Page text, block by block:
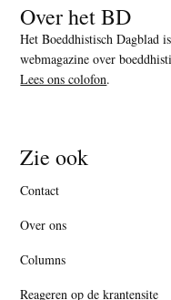
Over het BD
Het Boeddhistisch Dagblad
webmagazine over
Lees ons colofon.
Zie ook
Contact
Over ons
Columns
Reageren op de krantensite